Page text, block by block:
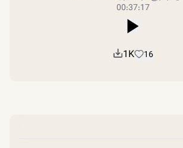
00:37:17
16
1K